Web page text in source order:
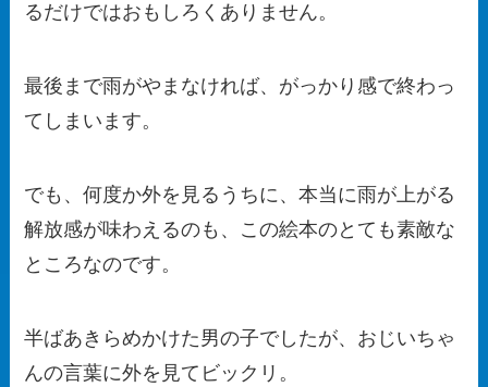
るだけではおもしろくありません。
最後まで雨がやまなければ、がっかり感で終わっ
てしまいます。
でも、何度か外を見るうちに、本当に雨が上がる
解放感が味わえるのも、この絵本のとても素敵な
ところなのです。
半ばあきらめかけた男の子でしたが、おじいちゃ
んの言葉に外を見てビックリ。